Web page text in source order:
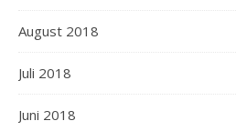
August 2018
Juli 2018
Juni 2018